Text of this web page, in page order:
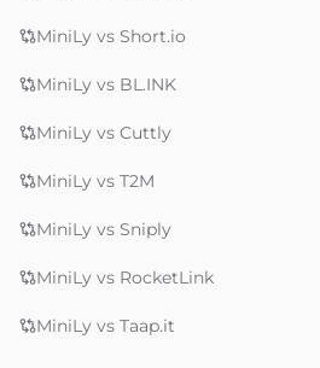
MiniLy vs Short.io
MiniLy vs BL.INK
MiniLy vs Cuttly
MiniLy vs T2M
MiniLy vs Sniply
MiniLy vs RocketLink
MiniLy vs Taap.it